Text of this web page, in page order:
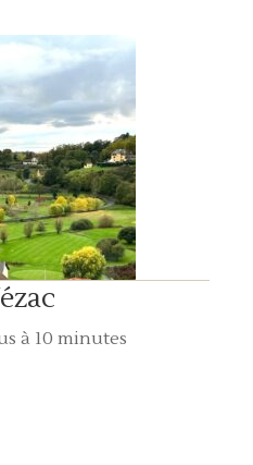
à 10 minutes